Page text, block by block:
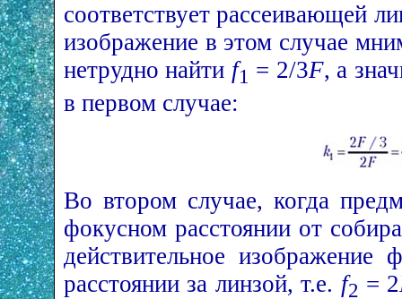
соответствует рассеивающей
изображение в этом случае
нетрудно найти f1 = 2/3F, а
в первом случае:
Во втором случае, когда
фокусном расстоянии от
действительное
расстоянии за линзой, т.е. f2 = 2